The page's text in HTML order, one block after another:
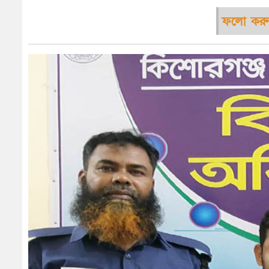
ফলো